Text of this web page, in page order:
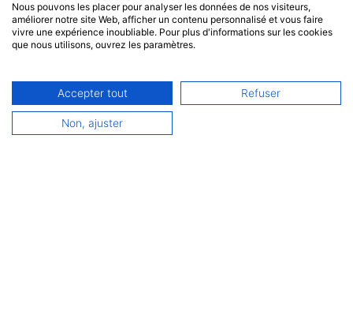
0
Español
Nous pouvons les placer pour analyser les données de nos visiteurs,
améliorer notre site Web, afficher un contenu personnalisé et vous faire
vivre une expérience inoubliable. Pour plus d'informations sur les cookies
que nous utilisons, ouvrez les paramètres.
Accepter tout Refuser
Non, ajuster